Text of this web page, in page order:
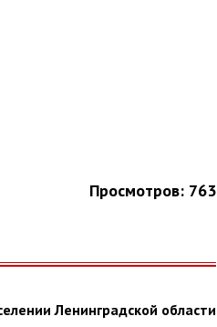
Просмотров: 763
Ленинградской области